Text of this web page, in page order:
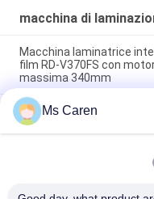
macchina di
Macchina laminatrice
film RD-V370FS con
massima 340mm
PRY-390D 520D 650D
per taglio e
sovrapposizione
PRY-ER macchina per la
Ms Caren